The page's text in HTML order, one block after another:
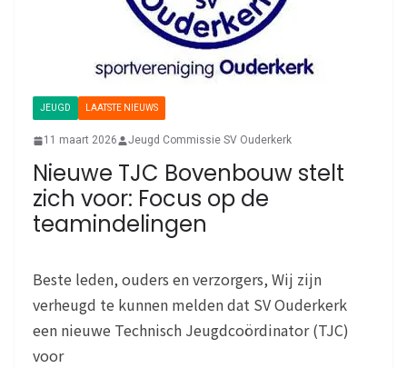
JEUGD LAATSTE NIEUWS
11 maart 2026 Jeugd Commissie SV Ouderkerk
Nieuwe TJC Bovenbouw stelt
zich voor: Focus op de
teamindelingen
Beste leden, ouders en verzorgers, Wij zijn
verheugd te kunnen melden dat SV Ouderkerk
een nieuwe Technisch Jeugdcoördinator (TJC)
voor